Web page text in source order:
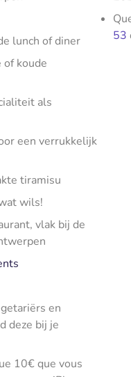
lunch of diner
of koude
als
een verrukkelijk
tiramisu
wils!
vlak bij de
en
deze bij je
10€ que vous
53